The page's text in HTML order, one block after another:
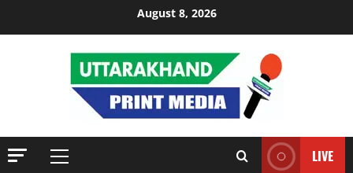
August 8, 2026
Primary
LIVE